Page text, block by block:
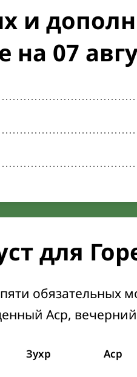
и
на 07
для
обязательных
Аср,
Зухр Аср